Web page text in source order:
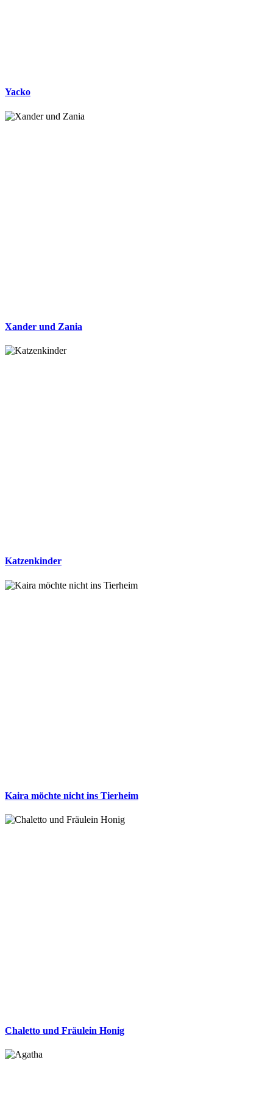
Yacko
Xander und Zania
Katzenkinder
Kaira möchte nicht ins Tierheim
Chaletto und Fräulein Honig